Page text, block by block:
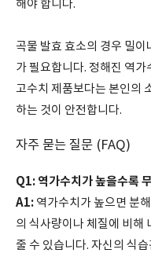
해야 합니다.
곡물 발효 효소의 경우 밀이
가 필요합니다. 정해진 역
고수치 제품보다는 본인의
하는 것이 안전합니다.
자주 묻는 질문 (FAQ)
Q1: 역가수치가 높을수록
A1: 역가수치가 높으면 분
의 식사량이나 체질에 비해
줄 수 있습니다. 자신의 식